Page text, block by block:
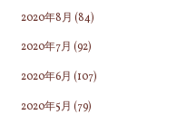
2020年8月 (84)
2020年7月 (92)
2020年6月 (107)
2020年5月 (79)